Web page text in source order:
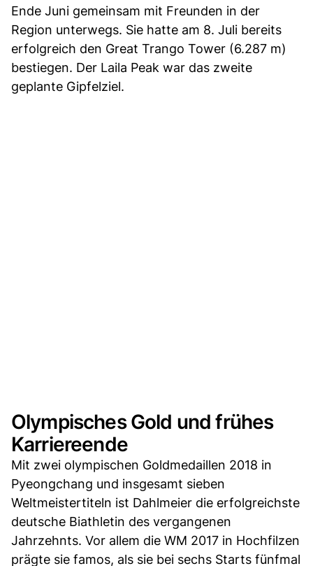
Ende Juni gemeinsam mit Freunden in der
Region unterwegs. Sie hatte am 8. Juli bereits
erfolgreich den Great Trango Tower (6.287 m)
bestiegen. Der Laila Peak war das zweite
geplante Gipfelziel.
Olympisches Gold und frühes
Karriereende
Mit zwei olympischen Goldmedaillen 2018 in
Pyeongchang und insgesamt sieben
Weltmeistertiteln ist Dahlmeier die erfolgreichste
deutsche Biathletin des vergangenen
Jahrzehnts. Vor allem die WM 2017 in Hochfilzen
prägte sie famos, als sie bei sechs Starts fünfmal